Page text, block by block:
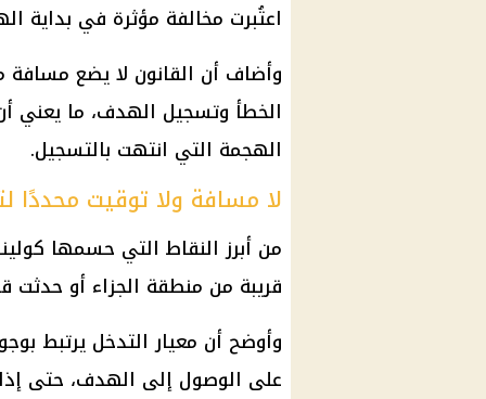
اعتُبرت مخالفة مؤثرة في بداية
وأضاف أن القانون لا يضع
الخطأ وتسجيل الهدف، ما يعني أن
الهجمة التي انتهت بالتسجيل.
لا مسافة ولا توقيت محددًا
من أبرز النقاط التي حسمها
قريبة من منطقة الجزاء أو
وأوضح أن معيار التدخل يرتبط
على الوصول إلى الهدف، حتى